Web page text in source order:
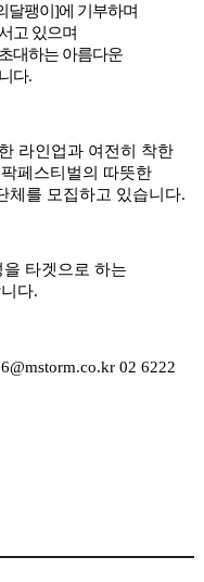
달팽이 ]에 기부하며
고 있으며
대하는 아름다운
다.
라인업과 여전히 착한
페스티벌의 따뜻한
체를 모집하고 있습니다.
을 타겟으로 하는
다.
02 6222